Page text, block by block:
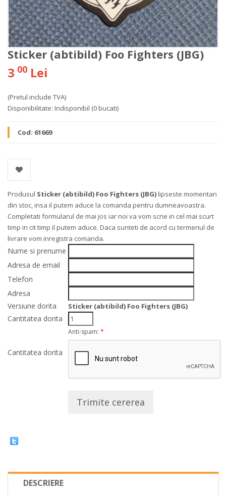
Sticker (abtibild) Foo Fighters (JBG)
3 00 Lei
(Pretul include TVA)
Disponibilitate: Indisponibil (0 bucati)
Cod: 61669
Produsul Sticker (abtibild) Foo Fighters (JBG)lipseste momentan
din stoc, insa il putem aduce la comanda pentru dumneavoastra.
Completati formularul de mai jos iar noi va vom scrie in cel mai scurt
timp in cit timp il putem aduce. Daca sunteti de acord cu termenul de
livrare vom inregistra comanda.
Nume si prenume
Adresa de email
Telefon
Adresa
Versiune dorita
Sticker (abtibild) Foo Fighters (JBG)
Cantitatea dorita
Cantitatea dorita
Anti-spam: *
Trimite cererea
DESCRIERE